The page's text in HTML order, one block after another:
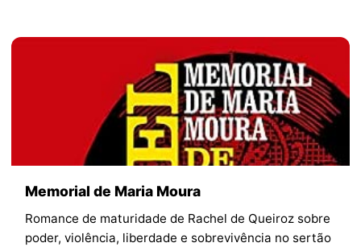
Memorial de Maria Moura
Romance de maturidade de Rachel de Queiroz sobre
poder, violência, liberdade e sobrevivência no sertão